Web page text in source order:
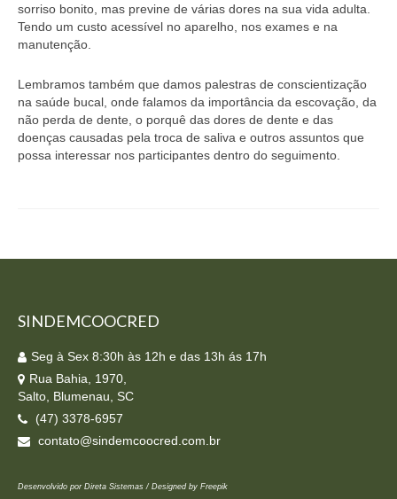
sorriso bonito, mas previne de várias dores na sua vida adulta.
Tendo um custo acessível no aparelho, nos exames e na
manutenção.
Lembramos também que damos palestras de conscientização
na saúde bucal, onde falamos da importância da escovação, da
não perda de dente, o porquê das dores de dente e das
doenças causadas pela troca de saliva e outros assuntos que
possa interessar nos participantes dentro do seguimento.
SINDEMCOOCRED
Seg à Sex 8:30h às 12h e das 13h ás 17h
Rua Bahia, 1970,
Salto, Blumenau, SC
(47) 3378-6957
contato@sindemcoocred.com.br
Desenvolvido por Direta Sistemas / Designed by Freepik